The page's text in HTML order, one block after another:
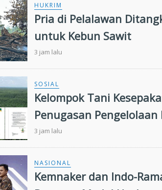
HUKRIM
Pria di Pelalawan
untuk Kebun Sawit
3 jam lalu
SOSIAL
Kelompok Tani
Penugasan
3 jam lalu
NASIONAL
Kemnaker dan Indo-